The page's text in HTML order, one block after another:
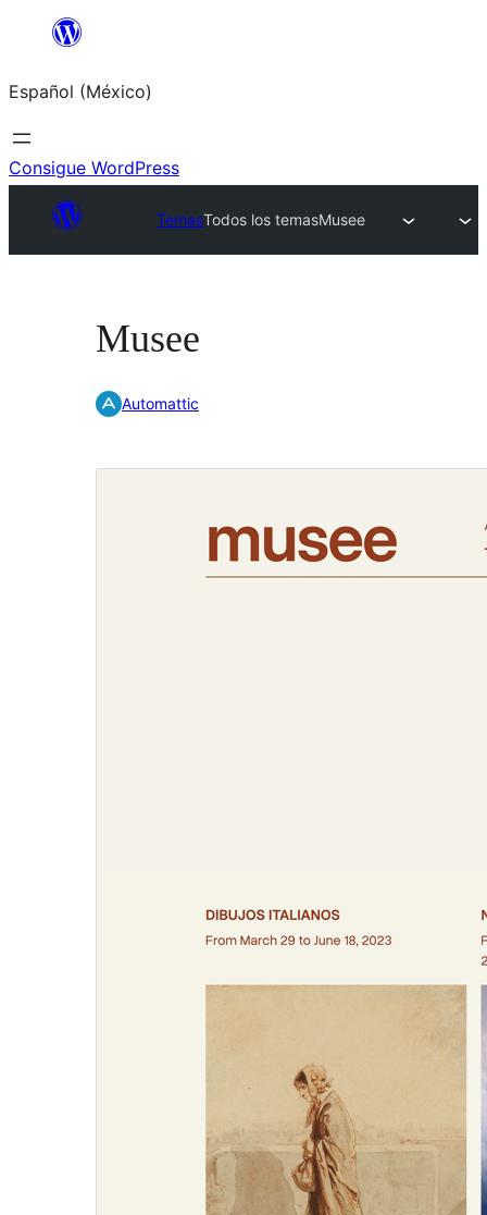
Saltar
contenido
Español (México)
Consigue WordPress
TemasTodos los temasMusee
Musee
Automattic